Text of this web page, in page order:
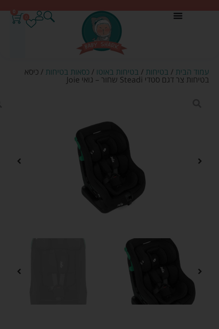
0
עמוד הבית / בטיחות / בטיחות באוטו /כסאות בטיחות / כיסא
בטיחות צר דגם סטדי Steadi שחור – גואי Joie